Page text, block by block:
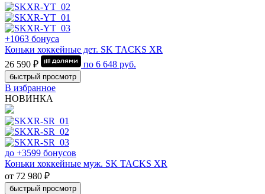
+1063 бонуса
Коньки хоккейные дет. SK TACKS XR
26 590 ₽
по 6 648 руб.
быстрый просмотр
В избранное
НОВИНКА
до +3599 бонусов
Коньки хоккейные муж. SK TACKS XR
от 72 980 ₽
быстрый просмотр